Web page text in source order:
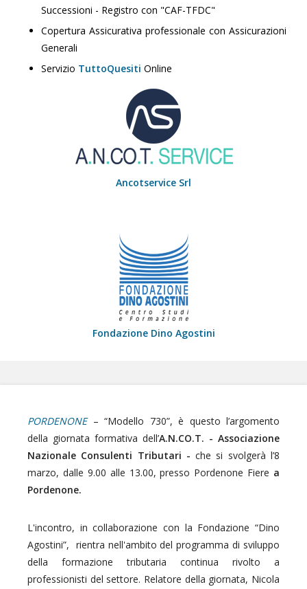
Successioni - Registro con "CAF-TFDC"
Copertura Assicurativa professionale con Assicurazioni
Generali
Servizio TuttoQuesiti Online
Ancotservice Srl
Fondazione Dino Agostini
PORDENONE– “Modello 730”, è questo l’argomento
della giornata formativa dell’A.N.CO.T. - Associazione
Nazionale Consulenti Tributari - che si svolgerà l’8
marzo, dalle 9.00 alle 13.00, presso Pordenone Fiere a
Pordenone.
L'incontro, in collaborazione con la Fondazione “Dino
Agostini”, rientra nell'ambito del programma di sviluppo
della formazione tributaria continua rivolto a
professionisti del settore. Relatore della giornata, Nicola